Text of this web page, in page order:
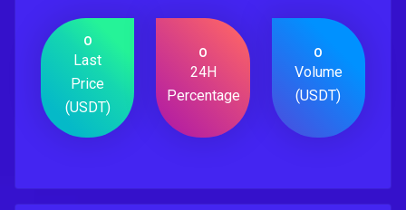
0
Last
Price
(USDT)
0
24H
Percentage
0
Volume
(USDT)